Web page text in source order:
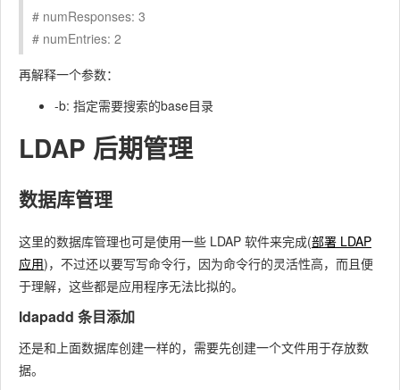
# numResponses: 3
# numEntries: 2
再解释一个参数：
-b: 指定需要搜索的base目录
LDAP 后期管理
数据库管理
这里的数据库管理也可是使用一些 LDAP 软件来完成(部署 LDAP
应用)，不过还以要写写命令行，因为命令行的灵活性高，而且便
于理解，这些都是应用程序无法比拟的。
ldapadd 条目添加
还是和上面数据库创建一样的，需要先创建一个文件用于存放数
据。